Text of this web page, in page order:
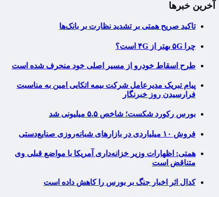
آخرین خبرها
تاکید صریح همتی بر تشدید نظارت بر بانک‌ها
چرا ۵G بهتر از ۴G است؟
طرح اسقاط خودرو از مسیر اصلی خود منحرف شده است
پیام تبریک مدیرعامل شرکت بیمه اتکایی امین به مناسبت
فرارسیدن روز خبرنگار
بورس رکورد شکست؛ شاخص ۵.۵ میلیونی شد
فروش ۱۰ میلیاردی در بازارهای شبانه‌روزی صنایع‌دستی
همتی: اظهارات وزیر خزانه‌داری آمریکا با مواضع قبلی وی
متناقض است
کدال اثر اخبار جنگ بر بورس را کاهش داده است